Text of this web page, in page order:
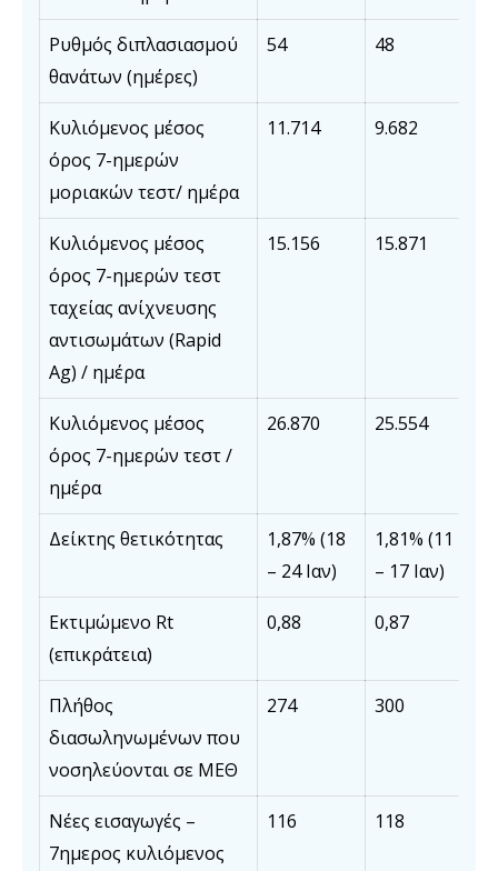
Ρυθμός διπλασιασμού
θανάτων (ημέρες)
54 48
Κυλιόμενος μέσος
όρος 7-ημερών
μοριακών τεστ/ ημέρα
11.714 9.682
Κυλιόμενος μέσος
όρος 7-ημερών τεστ
ταχείας ανίχνευσης
αντισωμάτων (Rapid
Ag) / ημέρα
15.156 15.871
Κυλιόμενος μέσος
όρος 7-ημερών τεστ /
ημέρα
26.870 25.554
Δείκτης θετικότητας
1,87% (18
– 24 Ιαν)
1,81% (11
– 17 Ιαν)
Εκτιμώμενο Rt
(επικράτεια)
0,88 0,87
Πλήθος
διασωληνωμένων που
νοσηλεύονται σε ΜΕΘ
274 300
Νέες εισαγωγές –
7ημερος κυλιόμενος
116 118